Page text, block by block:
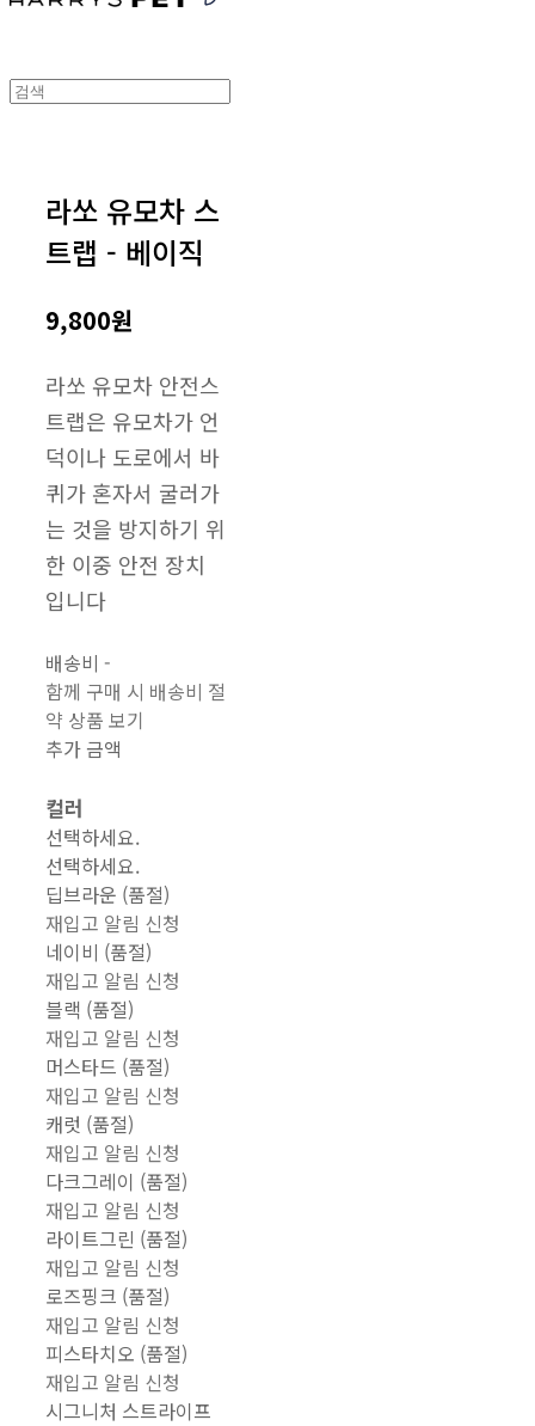
라쏘 유모차 스
트랩 - 베이직
9,800원
라쏘 유모차 안전스
트랩은 유모차가 언
덕이나 도로에서 바
퀴가 혼자서 굴러가
는 것을 방지하기 위
한 이중 안전 장치
입니다
배송비-
함께 구매 시 배송비 절
약 상품 보기
추가 금액
컬러
선택하세요.
선택하세요.
딥브라운 (품절)
재입고 알림 신청
네이비 (품절)
재입고 알림 신청
블랙 (품절)
재입고 알림 신청
머스타드 (품절)
재입고 알림 신청
캐럿 (품절)
재입고 알림 신청
다크그레이 (품절)
재입고 알림 신청
라이트그린 (품절)
재입고 알림 신청
로즈핑크 (품절)
재입고 알림 신청
피스타치오 (품절)
재입고 알림 신청
시그니처 스트라이프